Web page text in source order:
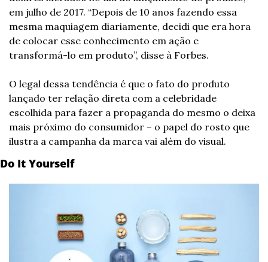
em julho de 2017. “Depois de 10 anos fazendo essa
mesma maquiagem diariamente, decidi que era hora
de colocar esse conhecimento em ação e
transformá-lo em produto”, disse à Forbes.
O legal dessa tendência é que o fato do produto
lançado ter relação direta com a celebridade
escolhida para fazer a propaganda do mesmo o deixa
mais próximo do consumidor – o papel do rosto que
ilustra a campanha da marca vai além do visual.
Do It Yourself